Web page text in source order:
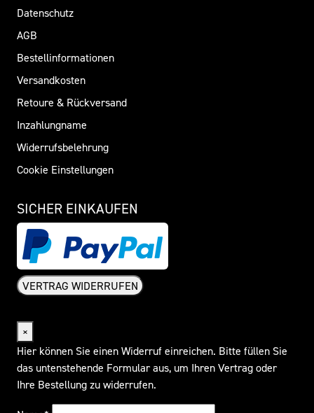
Datenschutz
AGB
Bestellinformationen
Versandkosten
Retoure & Rückversand
Inzahlungname
Widerrufsbelehrung
Cookie Einstellungen
SICHER EINKAUFEN
VERTRAG WIDERRUFEN
×
Hier können Sie einen Widerruf einreichen. Bitte füllen Sie
das untenstehende Formular aus, um Ihren Vertrag oder
Ihre Bestellung zu widerrufen.